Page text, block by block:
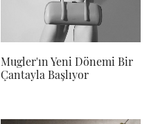
Mugler'ın Yeni Dönemi Bir
Çantayla Başlıyor